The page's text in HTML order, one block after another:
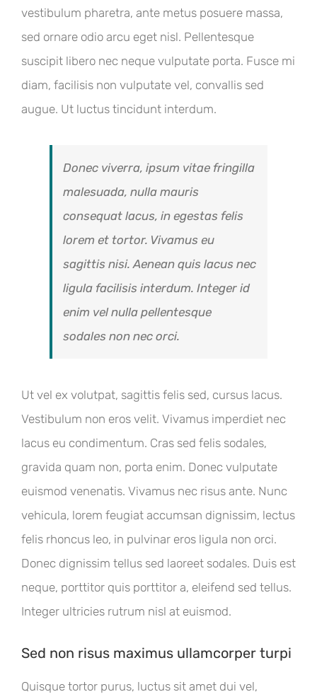
vestibulum pharetra, ante metus posuere massa,
sed ornare odio arcu eget nisl. Pellentesque
suscipit libero nec neque vulputate porta. Fusce mi
diam, facilisis non vulputate vel, convallis sed
augue. Ut luctus tincidunt interdum.
Donec viverra, ipsum vitae fringilla
malesuada, nulla mauris
consequat lacus, in egestas felis
lorem et tortor. Vivamus eu
sagittis nisi. Aenean quis lacus nec
ligula facilisis interdum. Integer id
enim vel nulla pellentesque
sodales non nec orci.
Ut vel ex volutpat, sagittis felis sed, cursus lacus.
Vestibulum non eros velit. Vivamus imperdiet nec
lacus eu condimentum. Cras sed felis sodales,
gravida quam non, porta enim. Donec vulputate
euismod venenatis. Vivamus nec risus ante. Nunc
vehicula, lorem feugiat accumsan dignissim, lectus
felis rhoncus leo, in pulvinar eros ligula non orci.
Donec dignissim tellus sed laoreet sodales. Duis est
neque, porttitor quis porttitor a, eleifend sed tellus.
Integer ultricies rutrum nisl at euismod.
Sed non risus maximus ullamcorper turpi
Quisque tortor purus, luctus sit amet dui vel,